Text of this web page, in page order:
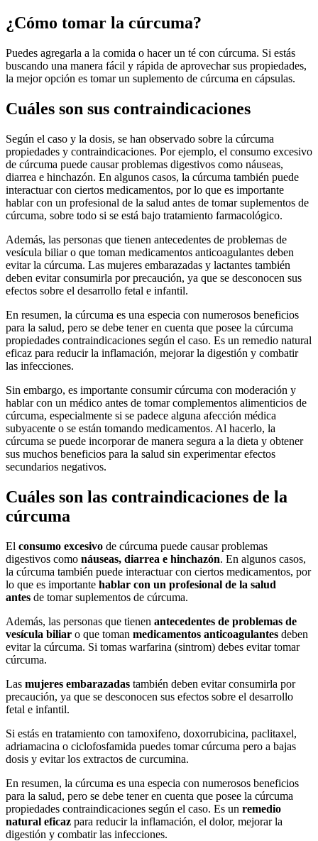
¿Cómo tomar la cúrcuma?
Puedes agregarla a la comida o hacer un té con cúrcuma. Si estás
buscando una manera fácil y rápida de aprovechar sus propiedades,
la mejor opción es tomar un suplemento de cúrcuma en cápsulas.
Cuáles son sus contraindicaciones
Según el caso y la dosis, se han observado sobre la cúrcuma
propiedades y contraindicaciones. Por ejemplo, el consumo excesivo
de cúrcuma puede causar problemas digestivos como náuseas,
diarrea e hinchazón. En algunos casos, la cúrcuma también puede
interactuar con ciertos medicamentos, por lo que es importante
hablar con un profesional de la salud antes de tomar suplementos de
cúrcuma, sobre todo si se está bajo tratamiento farmacológico.
Además, las personas que tienen antecedentes de problemas de
vesícula biliar o que toman medicamentos anticoagulantes deben
evitar la cúrcuma. Las mujeres embarazadas y lactantes también
deben evitar consumirla por precaución, ya que se desconocen sus
efectos sobre el desarrollo fetal e infantil.
En resumen, la cúrcuma es una especia con numerosos beneficios
para la salud, pero se debe tener en cuenta que posee la cúrcuma
propiedades contraindicaciones según el caso. Es un remedio natural
eficaz para reducir la inflamación, mejorar la digestión y combatir
las infecciones.
Sin embargo, es importante consumir cúrcuma con moderación y
hablar con un médico antes de tomar complementos alimenticios de
cúrcuma, especialmente si se padece alguna afección médica
subyacente o se están tomando medicamentos. Al hacerlo, la
cúrcuma se puede incorporar de manera segura a la dieta y obtener
sus muchos beneficios para la salud sin experimentar efectos
secundarios negativos.
Cuáles son las contraindicaciones de la
cúrcuma
El consumo excesivo de cúrcuma puede causar problemas
digestivos como náuseas, diarrea e hinchazón. En algunos casos,
la cúrcuma también puede interactuar con ciertos medicamentos, por
lo que es importante hablar con un profesional de la salud
antes de tomar suplementos de cúrcuma.
Además, las personas que tienen antecedentes de problemas de
vesícula biliar o que toman medicamentos anticoagulantes deben
evitar la cúrcuma. Si tomas warfarina (sintrom) debes evitar tomar
cúrcuma.
Las mujeres embarazadas también deben evitar consumirla por
precaución, ya que se desconocen sus efectos sobre el desarrollo
fetal e infantil.
Si estás en tratamiento con tamoxifeno, doxorrubicina, paclitaxel,
adriamacina o ciclofosfamida puedes tomar cúrcuma pero a bajas
dosis y evitar los extractos de curcumina.
En resumen, la cúrcuma es una especia con numerosos beneficios
para la salud, pero se debe tener en cuenta que posee la cúrcuma
propiedades contraindicaciones según el caso. Es un remedio
natural eficaz para reducir la inflamación, el dolor, mejorar la
digestión y combatir las infecciones.